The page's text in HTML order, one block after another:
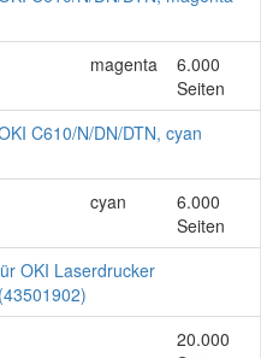
magenta
6.000
Seiten
C610/N/DN/DTN, cyan
cyan
6.000
Seiten
OKI Laserdrucker
20.000